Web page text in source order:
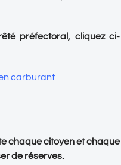
préfectoral, cliquez ci-
carburant
chaque citoyen et chaque
de réserves.